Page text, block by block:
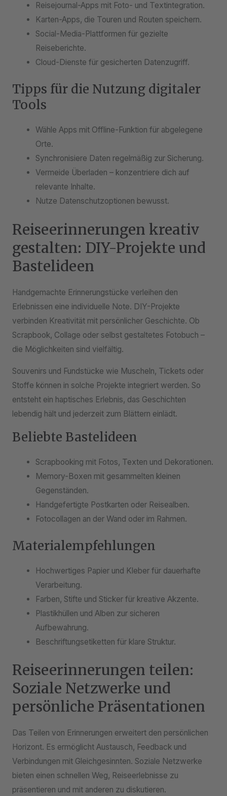
Reisejournal-Apps mit Foto- und Textintegration.
Karten-Apps, die Touren und Routen speichern.
Social-Media-Plattformen für gezielte
Reiseberichte.
Cloud-Dienste für gesicherten Datenzugriff.
Tipps für die Nutzung digitaler
Tools
Wähle Apps mit Offline-Funktion für abgelegene
Orte.
Synchronisiere Daten regelmäßig zur Sicherung.
Vermeide Überladen – konzentriere dich auf
relevante Inhalte.
Nutze Datenschutzoptionen bewusst.
Reiseerinnerungen kreativ
gestalten: DIY-Projekte und
Bastelideen
Handgemachte Erinnerungstücke verleihen den
Erlebnissen eine individuelle Note. DIY-Projekte
verbinden Kreativität mit persönlicher Geschichte. Ob
Scrapbook, Collage oder selbst gestaltetes Fotobuch –
die Möglichkeiten sind vielfältig.
Souvenirs und Fundstücke wie Muscheln, Tickets oder
Stoffe können in solche Projekte integriert werden. So
entsteht ein haptisches Erlebnis, das Geschichten
lebendig hält und jederzeit zum Blättern einlädt.
Beliebte Bastelideen
Scrapbooking mit Fotos, Texten und Dekorationen.
Memory-Boxen mit gesammelten kleinen
Gegenständen.
Handgefertigte Postkarten oder Reisealben.
Fotocollagen an der Wand oder im Rahmen.
Materialempfehlungen
Hochwertiges Papier und Kleber für dauerhafte
Verarbeitung.
Farben, Stifte und Sticker für kreative Akzente.
Plastikhüllen und Alben zur sicheren
Aufbewahrung.
Beschriftungsetiketten für klare Struktur.
Reiseerinnerungen teilen:
Soziale Netzwerke und
persönliche Präsentationen
Das Teilen von Erinnerungen erweitert den persönlichen
Horizont. Es ermöglicht Austausch, Feedback und
Verbindungen mit Gleichgesinnten. Soziale Netzwerke
bieten einen schnellen Weg, Reiseerlebnisse zu
präsentieren und mit anderen zu diskutieren.